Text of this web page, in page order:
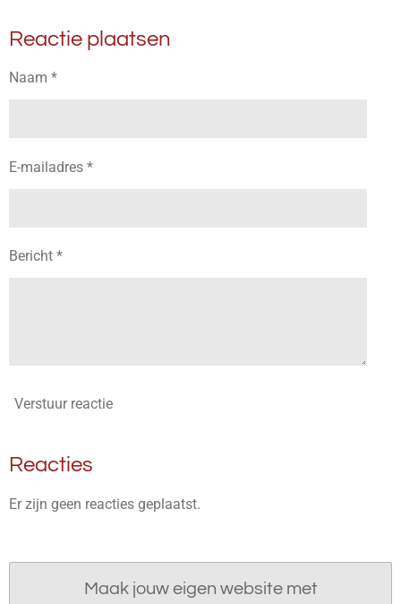
e
n
l
r
e
e
n
Reactie plaatsen
Naam *
E-mailadres *
Bericht *
Verstuur reactie
Reacties
Er zijn geen reacties geplaatst.
Maak jouw eigen website met